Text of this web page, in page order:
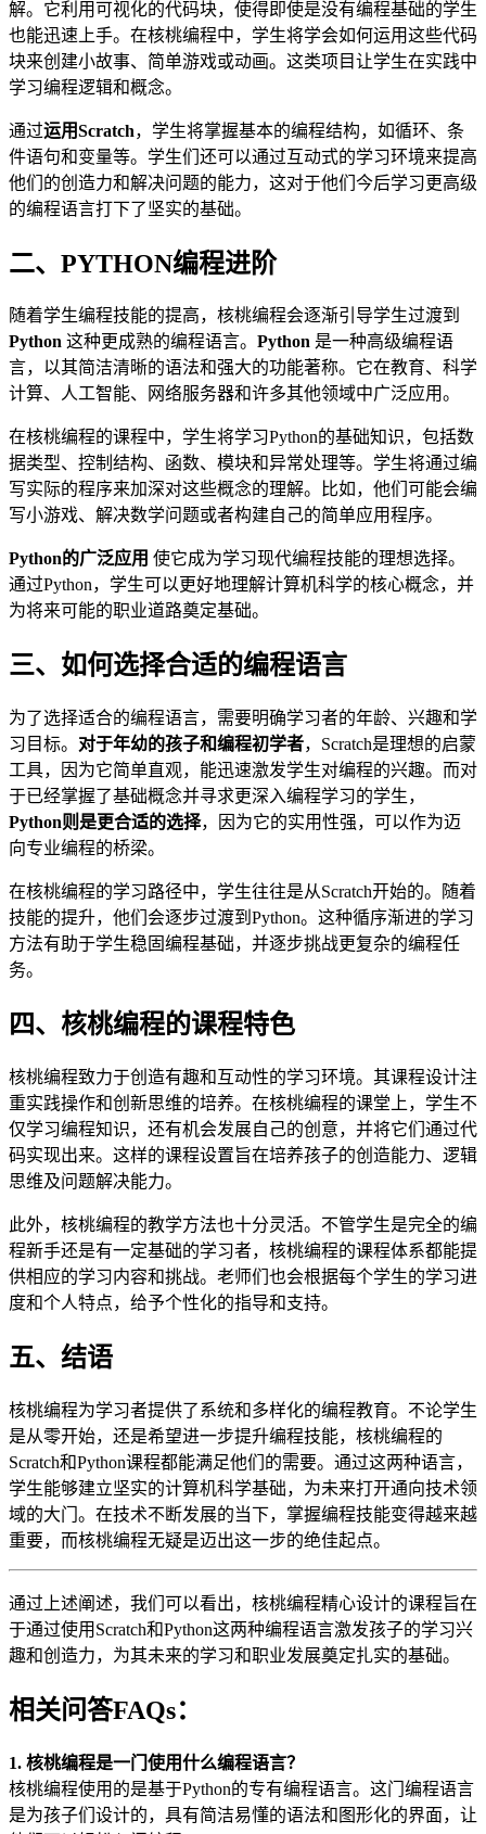
解。它利用可视化的代码块，使得即使是没有编程基础的学生
也能迅速上手。在核桃编程中，学生将学会如何运用这些代码
块来创建小故事、简单游戏或动画。这类项目让学生在实践中
学习编程逻辑和概念。
通过运用Scratch，学生将掌握基本的编程结构，如循环、条
件语句和变量等。学生们还可以通过互动式的学习环境来提高
他们的创造力和解决问题的能力，这对于他们今后学习更高级
的编程语言打下了坚实的基础。
二、PYTHON编程进阶
随着学生编程技能的提高，核桃编程会逐渐引导学生过渡到
Python 这种更成熟的编程语言。 Python 是一种高级编程语
言，以其简洁清晰的语法和强大的功能著称。它在教育、科学
计算、人工智能、网络服务器和许多其他领域中广泛应用。
在核桃编程的课程中，学生将学习Python的基础知识，包括数
据类型、控制结构、函数、模块和异常处理等。学生将通过编
写实际的程序来加深对这些概念的理解。比如，他们可能会编
写小游戏、解决数学问题或者构建自己的简单应用程序。
Python的广泛应用 使它成为学习现代编程技能的理想选择。
通过Python，学生可以更好地理解计算机科学的核心概念，并
为将来可能的职业道路奠定基础。
三、如何选择合适的编程语言
为了选择适合的编程语言，需要明确学习者的年龄、兴趣和学
习目标。 对于年幼的孩子和编程初学者，Scratch是理想的启蒙
工具，因为它简单直观，能迅速激发学生对编程的兴趣。而对
于已经掌握了基础概念并寻求更深入编程学习的学生，
Python则是更合适的选择，因为它的实用性强，可以作为迈
向专业编程的桥梁。
在核桃编程的学习路径中，学生往往是从Scratch开始的。随着
技能的提升，他们会逐步过渡到Python。这种循序渐进的学习
方法有助于学生稳固编程基础，并逐步挑战更复杂的编程任
务。
四、核桃编程的课程特色
核桃编程致力于创造有趣和互动性的学习环境。其课程设计注
重实践操作和创新思维的培养。在核桃编程的课堂上，学生不
仅学习编程知识，还有机会发展自己的创意，并将它们通过代
码实现出来。这样的课程设置旨在培养孩子的创造能力、逻辑
思维及问题解决能力。
此外，核桃编程的教学方法也十分灵活。不管学生是完全的编
程新手还是有一定基础的学习者，核桃编程的课程体系都能提
供相应的学习内容和挑战。老师们也会根据每个学生的学习进
度和个人特点，给予个性化的指导和支持。
五、结语
核桃编程为学习者提供了系统和多样化的编程教育。不论学生
是从零开始，还是希望进一步提升编程技能，核桃编程的
Scratch和Python课程都能满足他们的需要。通过这两种语言，
学生能够建立坚实的计算机科学基础，为未来打开通向技术领
域的大门。在技术不断发展的当下，掌握编程技能变得越来越
重要，而核桃编程无疑是迈出这一步的绝佳起点。
通过上述阐述，我们可以看出，核桃编程精心设计的课程旨在
于通过使用Scratch和Python这两种编程语言激发孩子的学习兴
趣和创造力，为其未来的学习和职业发展奠定扎实的基础。
相关问答FAQs：
1. 核桃编程是一门使用什么编程语言？
核桃编程使用的是基于Python的专有编程语言。这门编程语言
是为孩子们设计的，具有简洁易懂的语法和图形化的界面，让